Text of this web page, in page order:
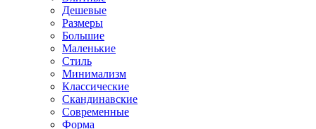
Дешевые
Размеры
Большие
Маленькие
Стиль
Минимализм
Классические
Скандинавские
Современные
Форма